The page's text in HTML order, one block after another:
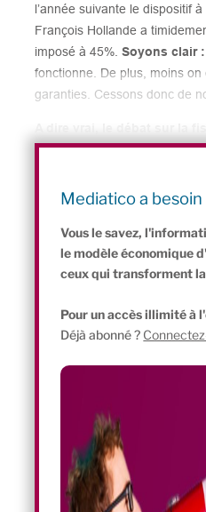
l’année suivante le dispositif
François Hollande a
imposé à 45%.Soyons clair :
fonctionne. De plus, moins on
garanties. Cessons donc de
politique, tantôt libérale ou
les citoyens. Pourtant, que
Mediatico a
Vous le savez,
le modèle économique
ceux qui transforment
Pour un accès illimité à
Déjà abonné ?